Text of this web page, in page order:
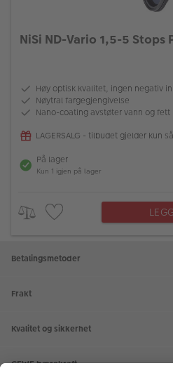
NiSi ND-Vario 1,5-5 Stops
Høy optisk kvalitet, ingen negativ
Nøytral fargegjengivelse
Nano-coating avstøter vann og fett
LAGERSALG - tilbudet gjelder kun
På lager
Kun 1 igjen på lager
Betalingsmetoder
Frakt
Kvalitet og sikkerhet
CEWE bærekraft